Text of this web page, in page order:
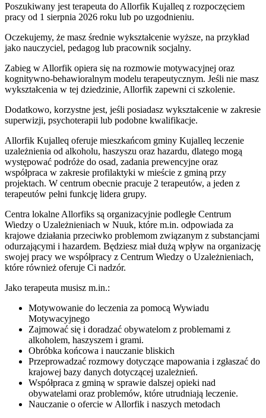
Poszukiwany jest terapeuta do Allorfik Kujalleq z rozpoczęciem
pracy od 1 sierpnia 2026 roku lub po uzgodnieniu.
Oczekujemy, że masz średnie wykształcenie wyższe, na przykład
jako nauczyciel, pedagog lub pracownik socjalny.
Zabieg w Allorfik opiera się na rozmowie motywacyjnej oraz
kognitywno-behawioralnym modelu terapeutycznym. Jeśli nie masz
wykształcenia w tej dziedzinie, Allorfik zapewni ci szkolenie.
Dodatkowo, korzystne jest, jeśli posiadasz wykształcenie w zakresie
superwizji, psychoterapii lub podobne kwalifikacje.
Allorfik Kujalleq oferuje mieszkańcom gminy Kujalleq leczenie
uzależnienia od alkoholu, haszyszu oraz hazardu, dlatego mogą
występować podróże do osad, zadania prewencyjne oraz
współpraca w zakresie profilaktyki w mieście z gminą przy
projektach. W centrum obecnie pracuje 2 terapeutów, a jeden z
terapeutów pełni funkcję lidera grupy.
Centra lokalne Allorfiks są organizacyjnie podległe Centrum
Wiedzy o Uzależnieniach w Nuuk, które m.in. odpowiada za
krajowe działania przeciwko problemom związanym z substancjami
odurzającymi i hazardem. Będziesz miał dużą wpływ na organizację
swojej pracy we współpracy z Centrum Wiedzy o Uzależnieniach,
które również oferuje Ci nadzór.
Jako terapeuta musisz m.in.:
Motywowanie do leczenia za pomocą Wywiadu
Motywacyjnego
Zajmować się i doradzać obywatelom z problemami z
alkoholem, haszyszem i grami.
Obróbka końcowa i nauczanie bliskich
Przeprowadzać rozmowy dotyczące mapowania i zgłaszać do
krajowej bazy danych dotyczącej uzależnień.
Współpraca z gminą w sprawie dalszej opieki nad
obywatelami oraz problemów, które utrudniają leczenie.
Nauczanie o ofercie w Allorfik i naszych metodach